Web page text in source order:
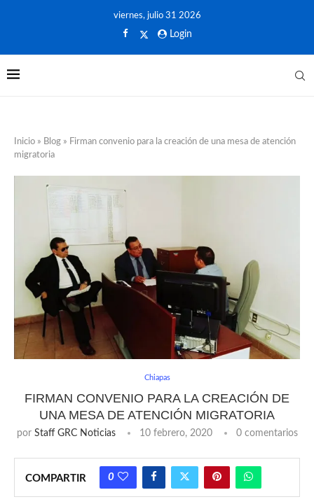
viernes, julio 31 2026
Login
Inicio » Blog » Firman convenio para la creación de una mesa de atención
migratoria
Chiapas
FIRMAN CONVENIO PARA LA CREACIÓN DE
UNA MESA DE ATENCIÓN MIGRATORIA
por Staff GRC Noticias 10 febrero, 2020 0 comentarios
COMPARTIR 0